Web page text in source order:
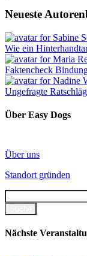
Neueste
Wie ein
Faktencheck
Ungefragte
Über Easy Dogs
Über uns
Standort gründen
Nächste